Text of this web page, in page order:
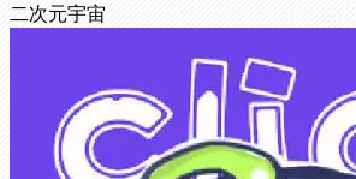
二次元宇宙